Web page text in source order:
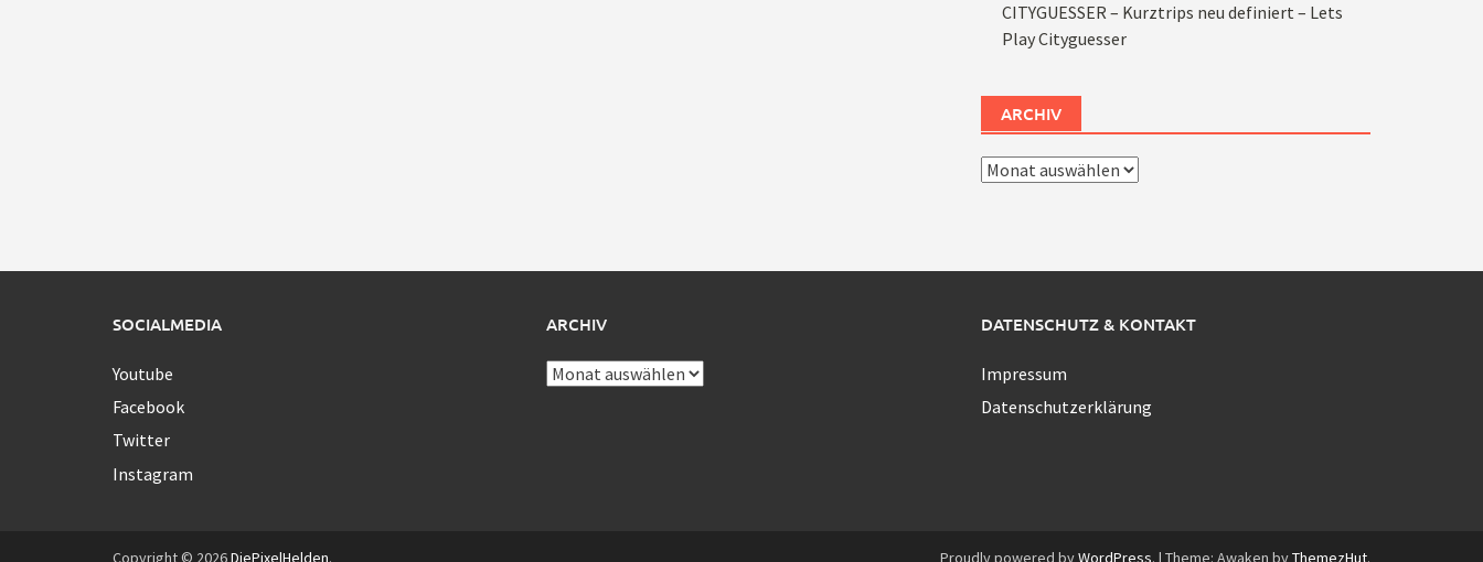
CITYGUESSER – Kurztrips neu definiert – Lets
Play Cityguesser
ARCHIV
Archiv
SOCIALMEDIA
Youtube
Facebook
Twitter
Instagram
ARCHIV
Archiv
DATENSCHUTZ & KONTAKT
Impressum
Datenschutzerklärung
Copyright © 2026DiePixelHelden. Proudly powered byWordPress. | Theme: Awaken byThemezHut.